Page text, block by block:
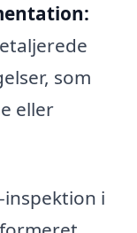
som
eller
i